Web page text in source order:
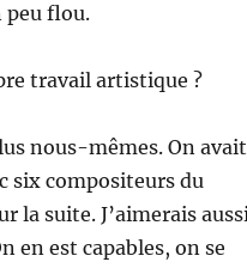
peu flou.
travail artistique ?
nous-mêmes. On avait
six compositeurs du
la suite. J’aimerais
en est capables, on se